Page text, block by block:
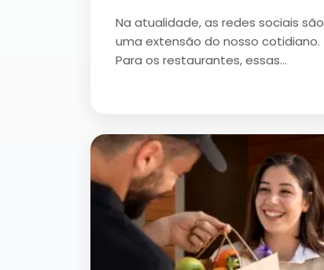
Na atualidade, as redes sociais são
uma extensão do nosso cotidiano.
Para os restaurantes, essas…